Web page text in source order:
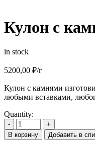
Кулон с
in stock
5200,00 ₽/г
Кулон с камнями
любыми вставками,
Quantity:
-
+
В корзину
Добавить в